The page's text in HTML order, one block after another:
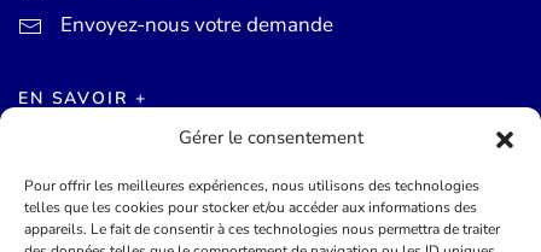
Gérer le consentement
Pour offrir les meilleures expériences, nous utilisons des technologies
telles que les cookies pour stocker et/ou accéder aux informations des
appareils. Le fait de consentir à ces technologies nous permettra de traiter
Envoyez-nous votre demande
EN SAVOIR +
Agenda des événements
Mentions légales